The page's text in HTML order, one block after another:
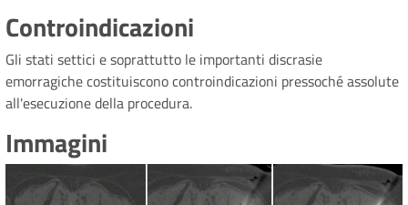
Controindicazioni
Gli stati settici e soprattutto le importanti discrasie
emorragiche costituiscono controindicazioni pressoché assolute
all'esecuzione della procedura.
Immagini